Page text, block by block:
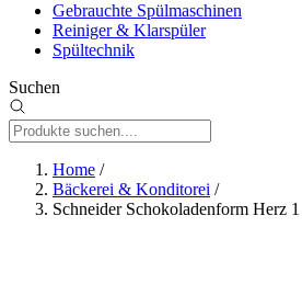
Gebrauchte Spülmaschinen
Reiniger & Klarspüler
Spültechnik
Suchen
Home /
Bäckerei & Konditorei /
Schneider Schokoladenform Herz 1